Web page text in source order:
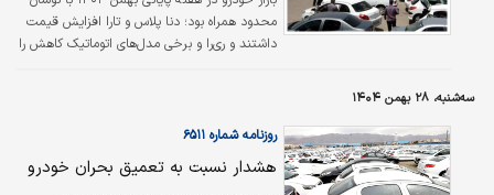
زیرساخت‌های کشور دارد و تغییرات در این حوزه‌ها
به‌سرعت در آمار تولید، مصرف و قیمت…
محدود همراه بود؛ دنا پلاس و تارا افزایش قیمت
داشتند و ری‌را و برخی مدل‌های اتوماتیک کاهش را
سه‌شنبه، ۲۸ بهمن ۱۴۰۴
روزنامه شماره ۶۵۱۱
هشدار نسبت به تعمیق بحران خودرو